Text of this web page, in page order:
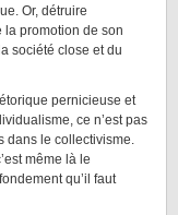
Or, détruire
la promotion de son
société close et du
pernicieuse et
ce n’est pas
dans le collectivisme.
même là le
qu’il faut